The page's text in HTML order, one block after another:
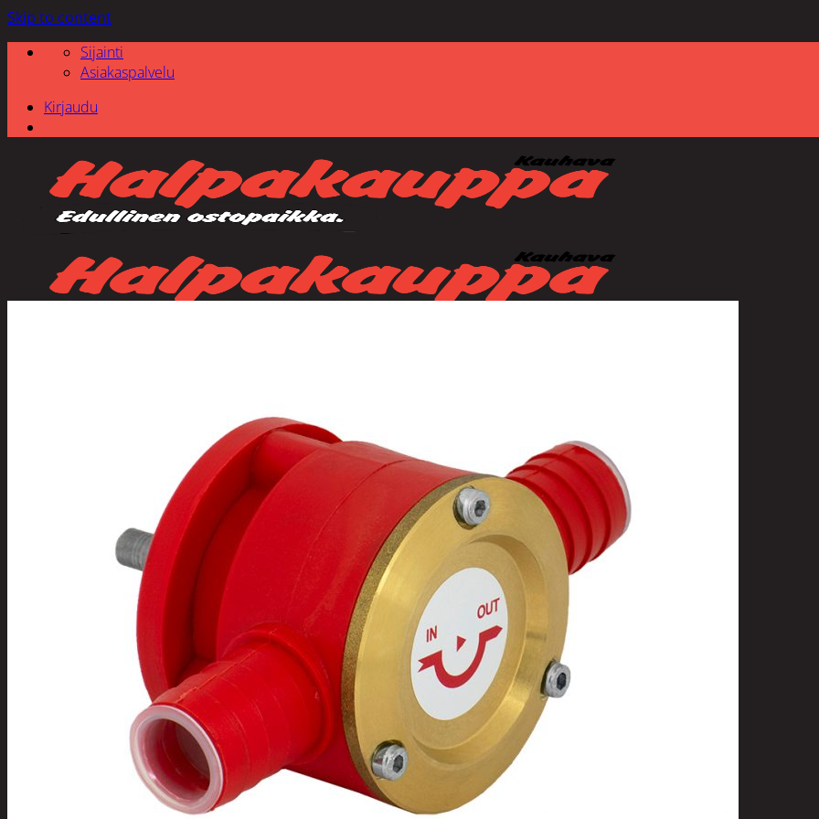
Skip to content
Sijainti
Asiakaspalvelu
Kirjaudu
Poistotuotteet
Kausituotteet
Joulu
Joulu- ja kausivalot
Eläimet ja tontut
Kyntteliköt
Valoketjut ja kuusenvalot
Joulukoristeet
Kranssit ja asetelmat
Tontut ja muut
Joulutekstiilit
Paketointi
Marjastus
Päivittäistavarat
Apuvälineet
Hengityssuojaimet ja desinfiointi